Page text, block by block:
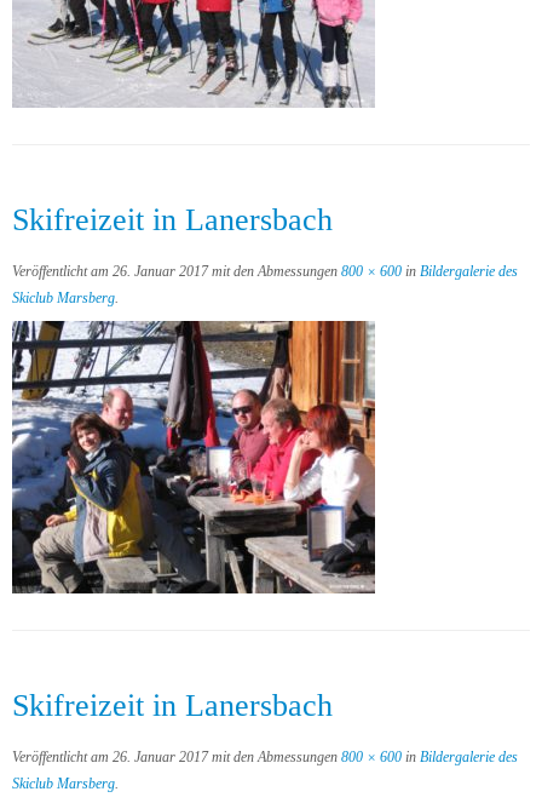
Skifreizeit in Lanersbach
Veröffentlicht am 26. Januar 2017mit den Abmessungen 800 × 600 in Bildergalerie des
Skiclub Marsberg.
Skifreizeit in Lanersbach
Veröffentlicht am 26. Januar 2017mit den Abmessungen 800 × 600 in Bildergalerie des
Skiclub Marsberg.